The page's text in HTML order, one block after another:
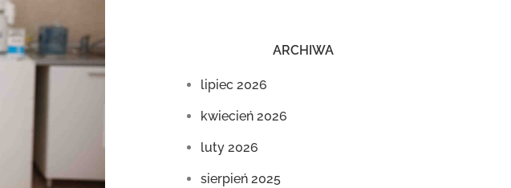
ARCHIWA
lipiec 2026
kwiecień 2026
luty 2026
sierpień 2025